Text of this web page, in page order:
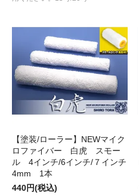
【塗装/ローラー】NEWマイク
ロファイバー 白虎 スモー
ル 4インチ/6インチ/７インチ
4mm 1本
440円(税込)